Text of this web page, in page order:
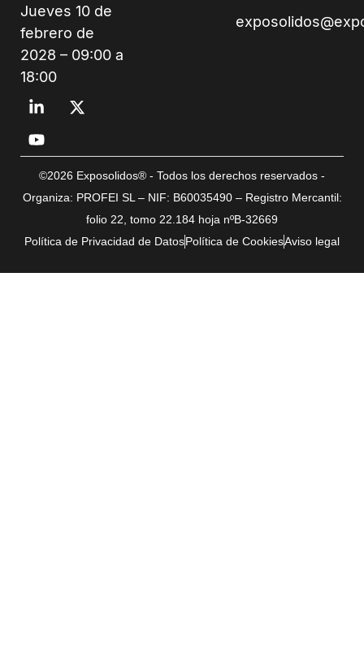
Jueves 10 de
febrero de
2028 – 09:00 a
18:00
©2026 Exposolidos® - Todos los derechos reservados -
Organiza: PROFEI SL – NIF: B60035490 – Registro Mercantil:
folio 22, tomo 22.184 hoja nºB-32669
Política de Privacidad de DatosPolítica de CookiesAviso legal